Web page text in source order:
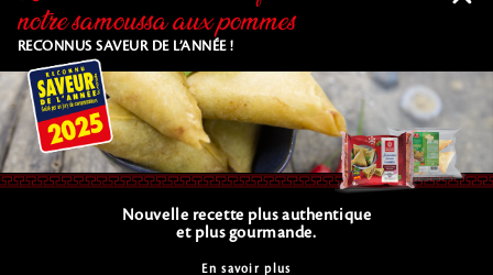
Copyright © 2025 HOA NAM SAS. All Rights Reserved. |
notre samoussa aux pommes
RECONNUS SAVEUR DE L’ANNÉE !
Nouvelle recette plus authentique
et plus gourmande.
En savoir plus